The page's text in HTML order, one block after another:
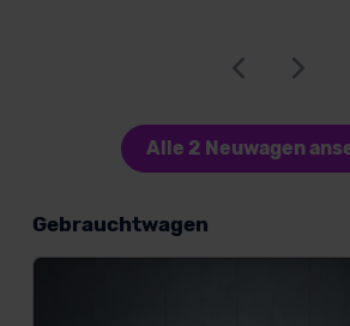
Alle 2 Neuwagen
Gebrauchtwagen